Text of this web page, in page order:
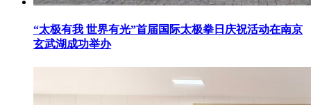
“太极有我 世界有光”首届国际太极拳日庆祝活动在南京
玄武湖成功举办